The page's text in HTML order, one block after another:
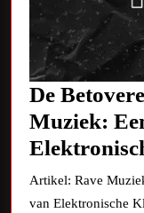
De
Muziek:
Artikel: Rave
van Elektronische